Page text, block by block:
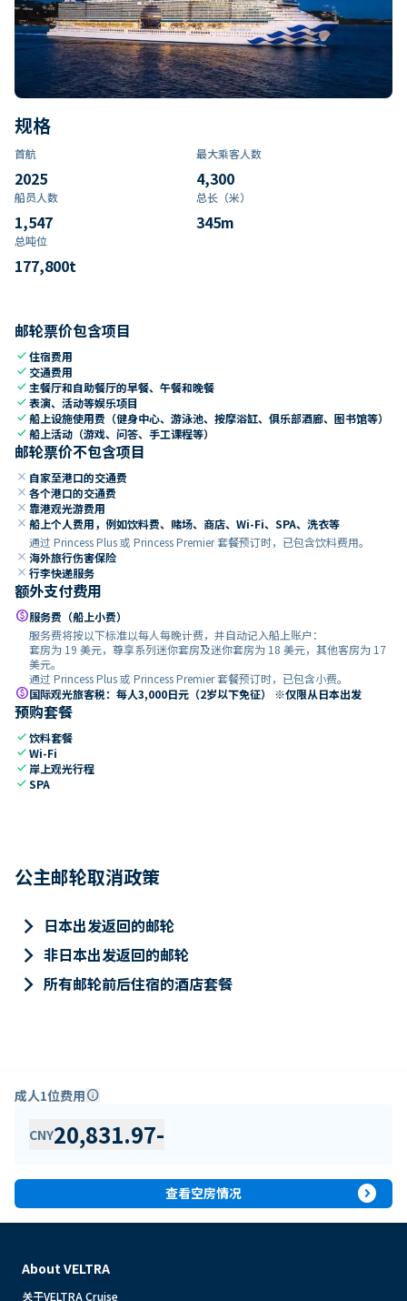
规格
首航
2025
最大乘客人数
4,300
船员人数
1,547
总长（米）
345m
总吨位
177,800t
邮轮票价包含项目
check住宿费用
check 交通费用
check 主餐厅和自助餐厅的早餐、午餐和晚餐
check表演、活动等娱乐项目
check船上设施使用费（健身中心、游泳池、按摩浴缸、俱乐部酒廊、图书馆等）
check船上活动（游戏、问答、手工课程等）
邮轮票价不包含项目
close 自家至港口的交通费
close 各个港口的交通费
close 靠港观光游费用
close 船上个人费用，例如饮料费、赌场、商店、Wi-Fi、SPA、洗衣等
通过 Princess Plus 或 Princess Premier 套餐预订时，已包含饮料费用。
close 海外旅行伤害保险
close 行李快递服务
额外支付费用
paid服务费（船上小费）
服务费将按以下标准以每人每晚计费，并自动记入船上账户：
套房为 19 美元，尊享系列迷你套房及迷你套房为 18 美元，其他客房为 17
美元。
通过 Princess Plus 或 Princess Premier 套餐预订时，已包含小费。
paid国际观光旅客税：每人3,000日元（2岁以下免征） ※仅限从日本出发
预购套餐
check饮料套餐
checkWi-Fi
check 岸上观光行程
checkSPA
公主邮轮取消政策
keyboard_arrow_right 日本出发返回的邮轮
keyboard_arrow_right 非日本出发返回的邮轮
keyboard_arrow_right 所有邮轮前后住宿的酒店套餐
成人1位费用info
CNY20,831.97-
查看空房情况 expand_circle_right
About VELTRA
关于VELTRA Cruise